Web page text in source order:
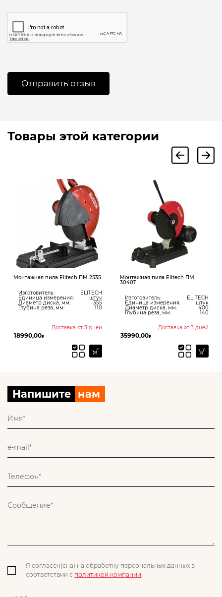
Товары этой категории
Монтажная пила Elitech ПМ 2535
Изготовитель: ELITECH
Единица измерения: штук
Диаметр диска, мм: 355
Глубина реза, мм: 110
Доставка от 3 дней
18990,00₽
Монтажная пила Elitech ПМ
3040Т
Изготовитель: ELITECH
Единица измерения: штук
Диаметр диска, мм: 400
Глубина реза, мм: 140
Доставка от 3 дней
35990,00₽
Напишите нам
Я согласен(сна) на обработку персональных данных в
соответствии с политикой компании.